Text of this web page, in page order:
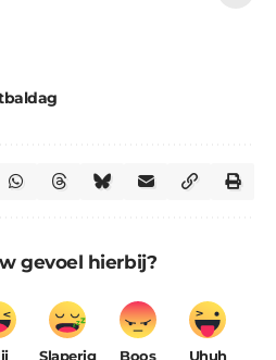
gevoel hierbij?
Slaperig Boos Uhuh